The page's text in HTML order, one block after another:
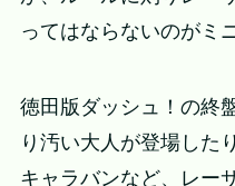
ってはならないのがミ
徳田版ダッシュ！の終
り汚い大人が登場した
キャラバンなど、レー